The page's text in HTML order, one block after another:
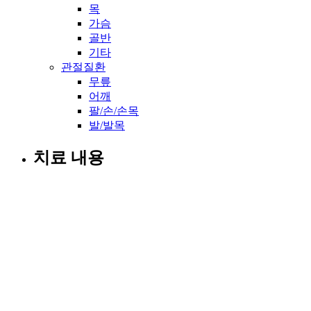
목
가슴
골반
기타
관절질환
무릎
어깨
팔/손/손목
발/발목
치료 내용